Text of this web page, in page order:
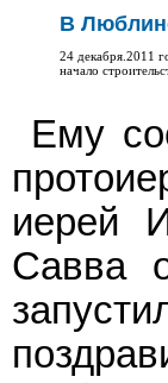
В
24 декабря.2011
начало
Ему
иерей
Савва